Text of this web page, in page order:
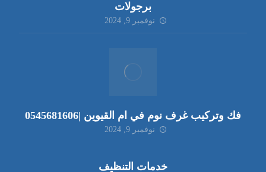
برجولات
نوفمبر 9, 2024
فك وتركيب غرف نوم في ام القيوين |0545681606
نوفمبر 9, 2024
خدمات التنظيف